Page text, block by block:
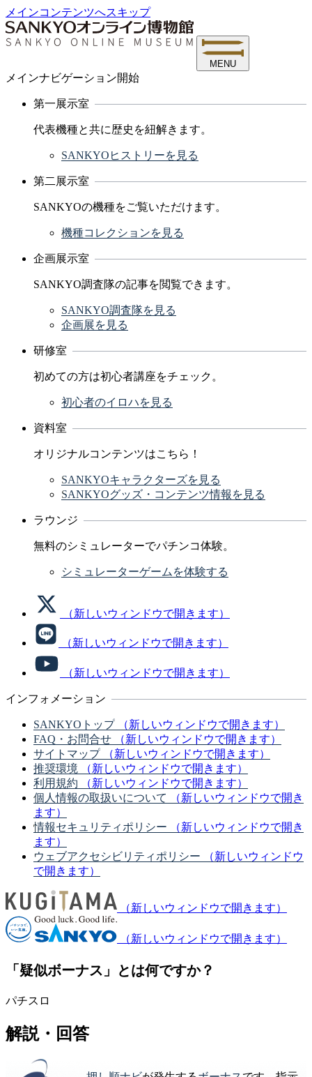
メインコンテンツへスキップ
MENU
メインナビゲーション開始
第一展示室
代表機種と共に歴史を紐解きます。
SANKYOヒストリーを見る
第二展示室
SANKYOの機種をご覧いただけます。
機種コレクションを見る
企画展示室
SANKYO調査隊の記事を閲覧できます。
SANKYO調査隊を見る
企画展を見る
研修室
初めての方は初心者講座をチェック。
初心者のイロハを見る
資料室
オリジナルコンテンツはこちら！
SANKYOキャラクターズを見る
SANKYOグッズ・コンテンツ情報を見る
ラウンジ
無料のシミュレーターでパチンコ体験。
シミュレーターゲームを体験する
（新しいウィンドウで開きます）
（新しいウィンドウで開きます）
（新しいウィンドウで開きます）
インフォメーション
SANKYOトップ
（新しいウィンドウで開きます）
FAQ・お問合せ
（新しいウィンドウで開きます）
サイトマップ
（新しいウィンドウで開きます）
推奨環境
（新しいウィンドウで開きます）
利用規約
（新しいウィンドウで開きます）
個人情報の取扱いについて
（新しいウィンドウで開き
ます）
情報セキュリティポリシー
（新しいウィンドウで開き
ます）
ウェブアクセシビリティポリシー
（新しいウィンドウ
で開きます）
（新しいウィンドウで開きます）
（新しいウィンドウで開きます）
「疑似ボーナス」とは何ですか？
パチスロ
解説・回答